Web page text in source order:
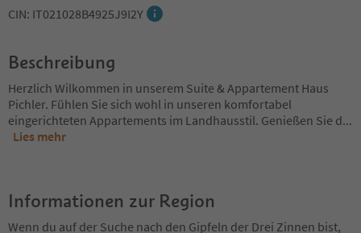
CIN: IT021028B4925J9I2Y
Beschreibung
Herzlich Wilkommen in unserem Suite & Appartement Haus
Pichler. Fühlen Sie sich wohl in unseren komfortabel
eingerichteten Appartements im Landhausstil. Genießen Sie d...
Lies mehr
Informationen zur Region
Wenn du auf der Suche nach den Gipfeln der Drei Zinnen bist,